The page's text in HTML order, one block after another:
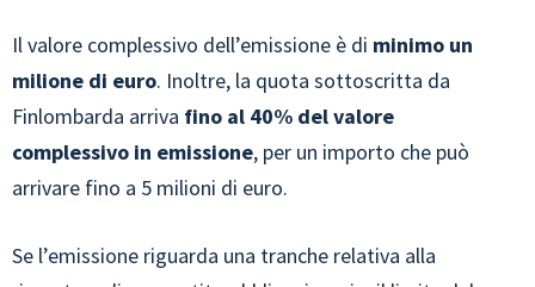
Il valore complessivo dell’emissione è di minimo un
milione di euro. Inoltre, la quota sottoscritta da
Finlombarda arriva fino al 40% del valore
complessivo in emissione, per un importo che può
arrivare fino a 5 milioni di euro.
Se l’emissione riguarda una tranche relativa alla